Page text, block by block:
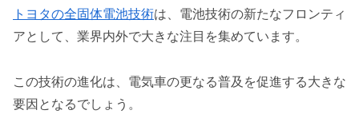
トヨタの全固体電池技術は、電池技術の新たなフロンティ
アとして、業界内外で大きな注目を集めています。
この技術の進化は、電気車の更なる普及を促進する大きな
要因となるでしょう。